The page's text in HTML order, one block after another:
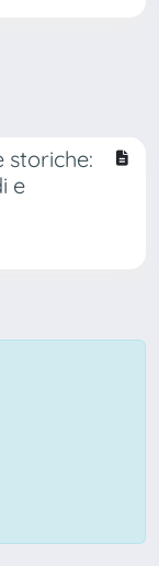
storiche:
e